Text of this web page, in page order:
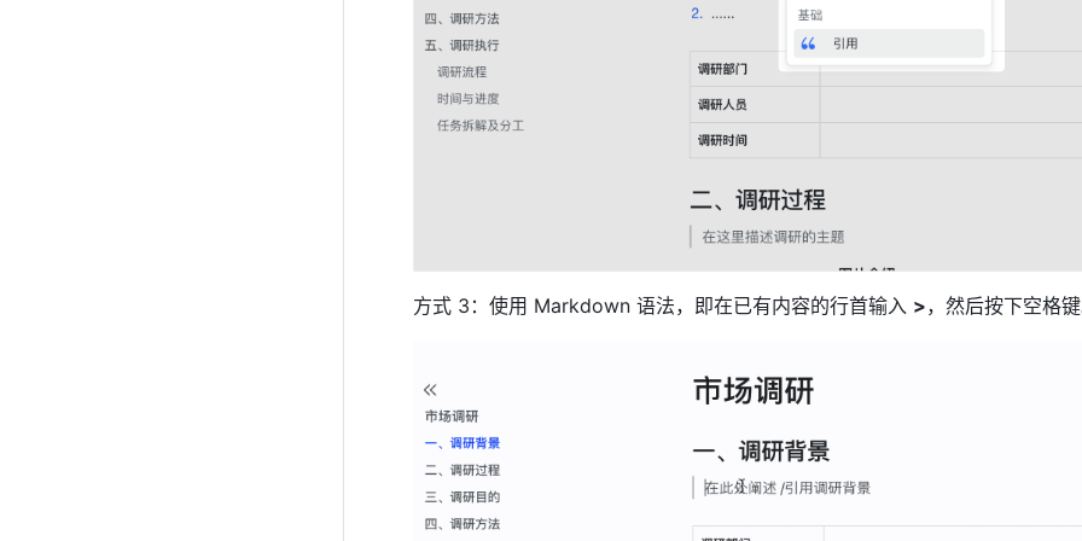
方式 3：使用 Markdown 语法，即在已有内容的行首输入 >，然后按下空格